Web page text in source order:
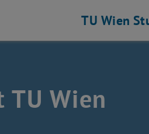
TU Wien
Wien